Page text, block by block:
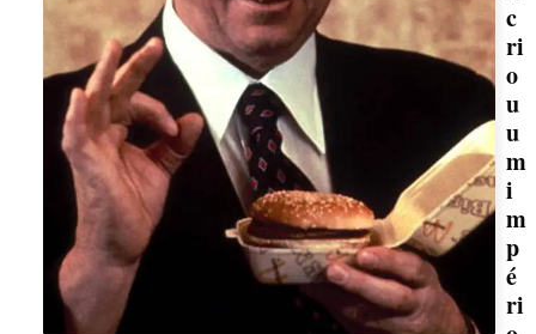
c
ri
o
u
u
m
i
m
p
é
ri